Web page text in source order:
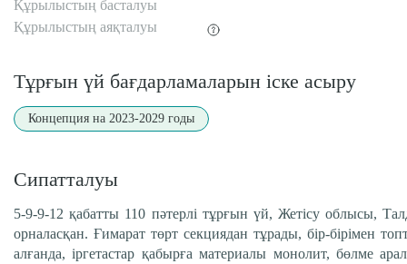
Құрылыстың басталуы
Құрылыстың аяқталуы
Тұрғын үй бағдарламаларын іске асыру
Концепция на 2023-2029 годы
Сипатталуы
5-9-9-12 қабатты 110 пәтерлі тұрғын үй, Жетісу облысы,
орналасқан. Ғимарат төрт секциядан тұрады, бір-бірімен
алғанда, іргетастар қабырға материалы монолит, бөлме